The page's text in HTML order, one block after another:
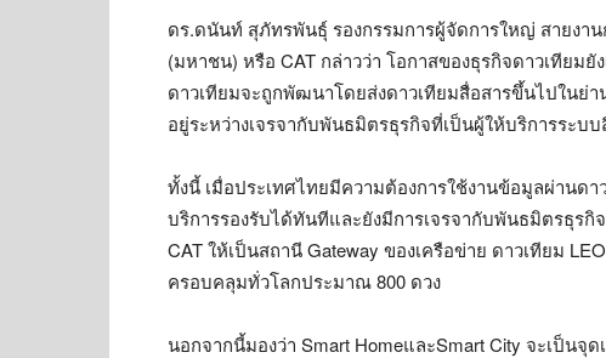
ดร.ดนันท์ สุภัทรพันธุ์ รองกรรมการผู้จัดการใหญ่ สายง
(มหาชน) หรือ CAT กล่าวว่า โอกาสของธุรกิจดาวเทียม
ดาวเทียมจะถูกพัฒนาโดยส่งดาวเทียมสื่อสารขึ้นไปในย่า
อยู่ระหว่างเจรจากับพันธมิตรธุรกิจที่เป็นผู้ให้บริการระบ
ทั้งนี้ เมื่อประเทศไทยมีความต้องการใช้งานข้อมูลผ่านด
บริการรองรับได้ทันทีและยังมีการเจรจากับพันธมิตรธุร
CAT ให้เป็นสถานี Gateway ของเครือข่าย ดาวเทียม
ครอบคลุมทั่วโลกประมาณ 800 ดวง
นอกจากนี้มองว่า Smart HomeและSmart City จะเป็น